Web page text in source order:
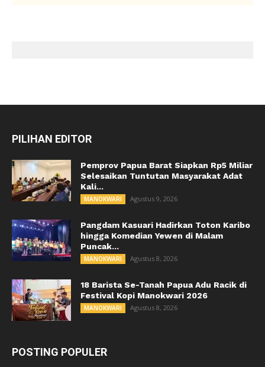
PILIHAN EDITOR
Pemprov Papua Barat Siapkan Rp5 Miliar
Selesaikan Tuntutan Masyarakat Adat
Kali...
MANOKWARI Agustus 9, 2026
Pangdam Kasuari Hadirkan Toton Karibo
hingga Komedian Yewen di Malam
Puncak...
MANOKWARI Agustus 8, 2026
18 Barista Se-Tanah Papua Adu Racik di
Festival Kopi Manokwari 2026
MANOKWARI Agustus 8, 2026
POSTING POPULER